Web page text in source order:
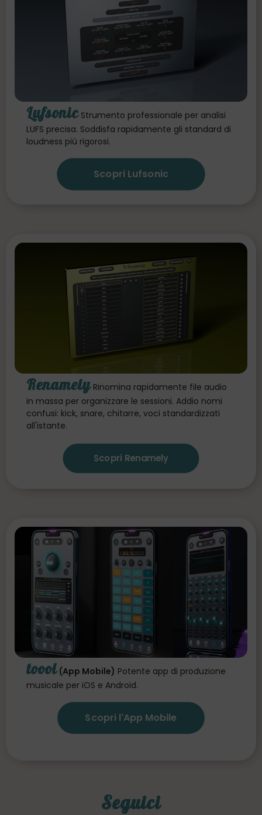
Lufsonic Strumento professionale per analisi
LUFS precisa. Soddisfa rapidamente gli standard di
loudness più rigorosi.
Scopri Lufsonic
Renamely Rinomina rapidamente file audio
in massa per organizzare le sessioni. Addio nomi
confusi: kick, snare, chitarre, voci standardizzati
all'istante.
Scopri Renamely
toool (App Mobile) Potente app di produzione
musicale per iOS e Android.
Scopri l'App Mobile
Seguici